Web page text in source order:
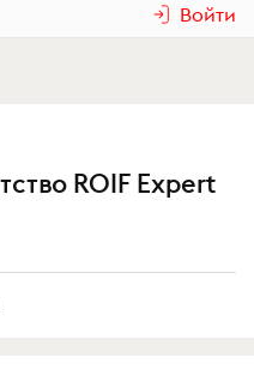
Войти
ROIF Expert